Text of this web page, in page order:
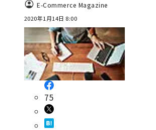
E-Commerce Magazine
2020年1月14日 8:00
75